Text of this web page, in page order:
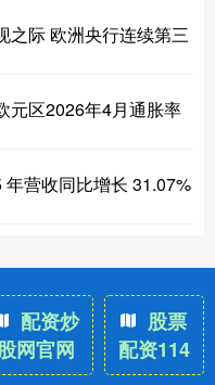
之际 欧洲央行连续第三
元区2026年4月通胀率
营收同比增长 31.07%
配资炒
网官网
股票
配资114